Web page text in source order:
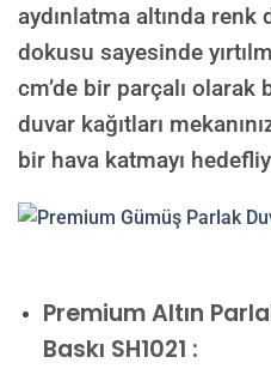
aydınlatma altında
dokusu sayesinde
cm’de bir parçalı olarak
duvar kağıtları
bir hava katmayı
PremiumAltın
Baskı SH1021 :